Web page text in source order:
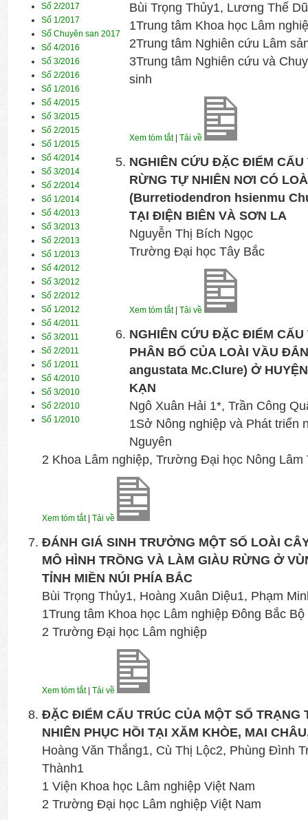
Số 2/2017
Số 1/2017
Số Chuyên san 2017
Số 4/2016
Số 3/2016
Số 2/2016
Số 1/2016
Số 4/2015
Số 3/2015
Số 2/2015
Số 1/2015
Số 4/2014
Số 3/2014
Số 2/2014
Số 1/2014
Số 4/2013
Số 3/2013
Số 2/2013
Số 1/2013
Số 4/2012
Số 3/2012
Số 2/2012
Số 1/2012
Số 4/2011
Số 3/2011
Số 2/2011
Số 1/2011
Số 4/2010
Số 3/2010
Số 2/2010
Số 1/2010
Bùi Trọng Thủy1, Lương Thế
1Trung tâm Khoa học Lâm
2Trung tâm Nghiên cứu Lâm
3Trung tâm Nghiên cứu và
sinh
Xem tóm tắt| Tải về
NGHIÊN CỨU ĐẶC ĐIỂM CẤU
RỪNG TỰ NHIÊN NƠI CÓ
(Burretiodendron hsienmu
TẠI ĐIỆN BIÊN VÀ SƠN LA
Nguyễn Thị Bích Ngọc
Trường Đại học Tây Bắc
Xem tóm tắt| Tải về
NGHIÊN CỨU ĐẶC ĐIỂM CẤU
PHÂN BỐ CỦA LOÀI VẦU
angustata Mc.Clure) Ở
KẠN
Ngô Xuân Hải 1*, Trần Công
1Sở Nông nghiệp và Phát triển
Nguyên
2 Khoa Lâm nghiệp, Trường Đại học Nông Lâm
Xem tóm tắt| Tải về
ĐÁNH GIÁ SINH TRƯỞNG MỘT SỐ LOÀI
MÔ HÌNH TRỒNG VÀ LÀM GIÀU RỪNG Ở
TỈNH MIỀN NÚI PHÍA BẮC
Bùi Trọng Thủy1, Hoàng Xuân Diệu1, Phạm
1Trung tâm Khoa học Lâm nghiệp Đông Bắc Bộ
2 Trường Đại học Lâm nghiệp
Xem tóm tắt| Tải về
ĐẶC ĐIỂM CẤU TRÚC CỦA MỘT SỐ TRẠNG
NHIÊN PHỤC HỒI TẠI XĂM KHÒE, MAI
Hoàng Văn Thắng1, Cù Thị Lộc2, Phùng Đình
Thành1
1 Viện Khoa học Lâm nghiệp Việt Nam
2 Trường Đại học Lâm nghiệp Việt Nam